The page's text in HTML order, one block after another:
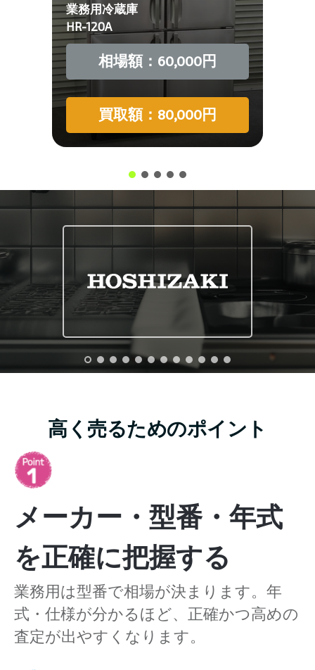
業務用冷蔵庫
HR-120A
相場額：60,000円
買取額：80,000円
高く売るためのポイント
メーカー・型番・年式
を正確に把握する
業務用は型番で相場が決まります。年
式・仕様が分かるほど、正確かつ高めの
査定が出やすくなります。